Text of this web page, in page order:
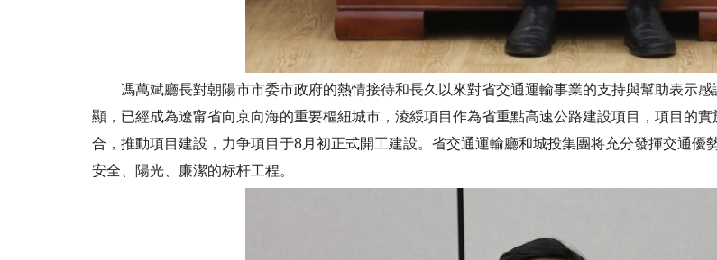
馮萬斌廳長對朝陽市市委市政府的熱情接待和長久以來對省交通運輸事業的支持與幫助表示感
顯，已經成為遼甯省向京向海的重要樞紐城市，淩綏項目作為省重點高速公路建設項目，項目的
合，推動項目建設，力争項目于8月初正式開工建設。省交通運輸廳和城投集團将充分發揮交通
安全、陽光、廉潔的标杆工程。